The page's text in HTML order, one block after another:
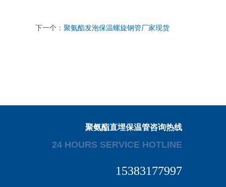
下一个： 聚氨酯发泡保温螺旋钢管厂家现货
聚氨酯直埋保温管咨询热线
24 HOURS SERVICE HOTLINE
15383177997